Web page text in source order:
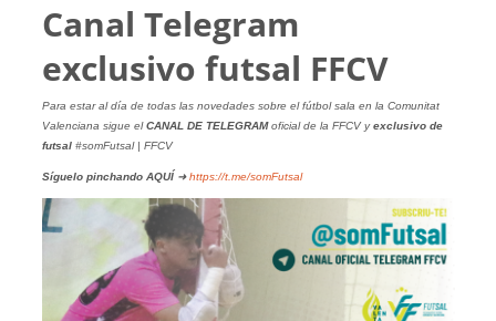
Canal Telegram
exclusivo futsal FFCV
Para estar al día de todas las novedades sobre el fútbol sala en la Comunitat
Valenciana sigue elCANAL DE TELEGRAMoficial de la FFCV yexclusivo de
futsal#somFutsal | FFCV
Síguelo pinchando AQUÍ➜https://t.me/somFutsal